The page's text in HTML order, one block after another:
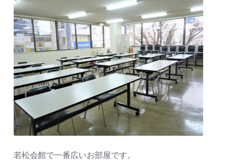
若松会館で一番広いお部屋です。